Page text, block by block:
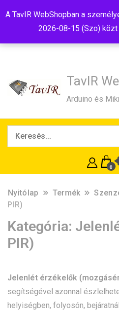
A TavIR WebShopban a
2026-08-15 (Szo)
TavIR
Arduino és
0
Nyitólap Termék
PIR)
Kategória:
PIR)
Jelenlét érzékelők
segítségével azonnal
helyiségben, folyosón,